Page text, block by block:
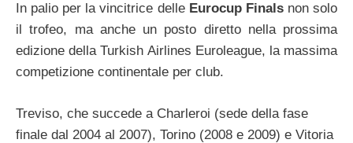
In palio per la vincitrice delleEurocup Finals non solo
il trofeo, ma anche un posto diretto nella prossima
edizione della Turkish Airlines Euroleague, la massima
competizione continentale per club.
Treviso, che succede a Charleroi (sede della fase
finale dal 2004 al 2007), Torino (2008 e 2009) e Vitoria